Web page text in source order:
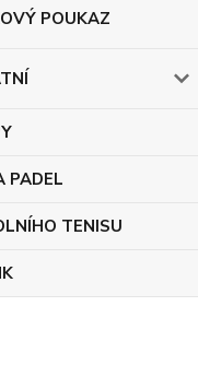
POUKAZ
PADEL
TENISU